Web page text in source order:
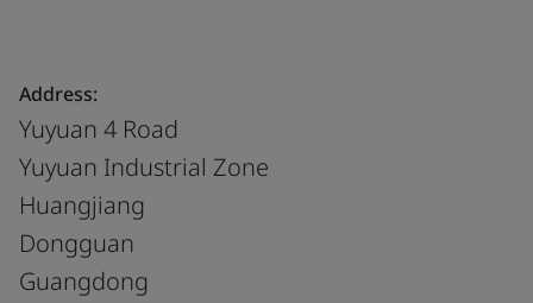
Address:
Yuyuan 4 Road
Yuyuan Industrial Zone
Huangjiang
Dongguan
Guangdong